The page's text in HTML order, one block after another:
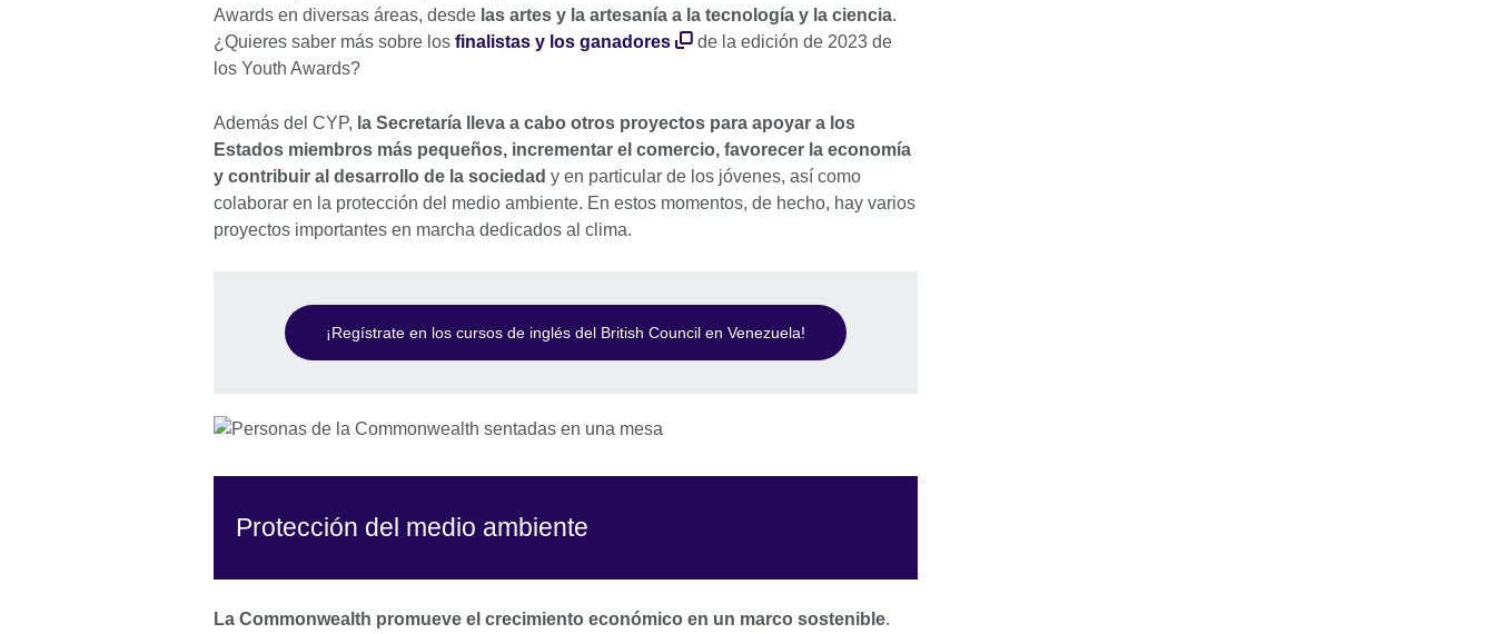
Awards en diversas áreas, desde las artes y la artesanía a la tecnología y la ciencia.
¿Quieres saber más sobre los finalistas y los ganadores
de la edición de 2023 de
los Youth Awards?
Además del CYP, la Secretaría lleva a cabo otros proyectos para apoyar a los
Estados miembros más pequeños, incrementar el comercio, favorecer la economía
y contribuir al desarrollo de la sociedad y en particular de los jóvenes, así como
colaborar en la protección del medio ambiente. En estos momentos, de hecho, hay varios
proyectos importantes en marcha dedicados al clima.
¡Regístrate en los cursos de inglés del British Council en Venezuela!
Protección del medio ambiente
La Commonwealth promueve el crecimiento económico en un marco sostenible.